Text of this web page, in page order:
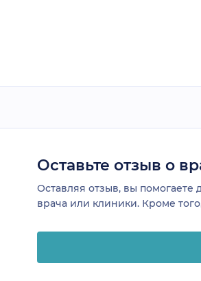
Оставьте отзыв о
Оставляя отзыв, вы
врача или клиники. Кроме